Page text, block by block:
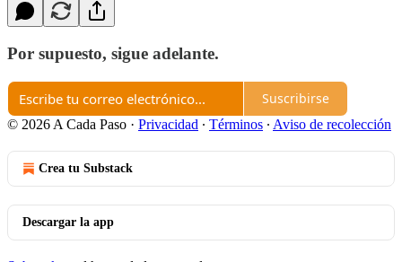
Por supuesto, sigue adelante.
Suscribirse
© 2026 A Cada Paso · Privacidad ∙ Términos ∙ Aviso de recolección
Crea tu Substack
Descargar la app